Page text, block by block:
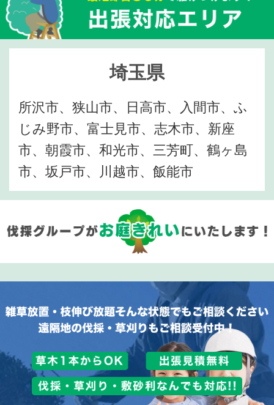
埼玉県
所沢市、狭山市、日高市、入間市、ふ
じみ野市、富士見市、志木市、新座
市、朝霞市、和光市、三芳町、鶴ヶ島
市、坂戸市、川越市、飯能市